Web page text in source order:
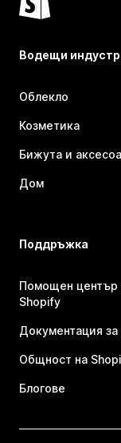
Водещи
Облекло
Козметика
Бижута и
Дом
Поддръжка
Помощен център
Shopify
Документация за
Общност на
Блогове